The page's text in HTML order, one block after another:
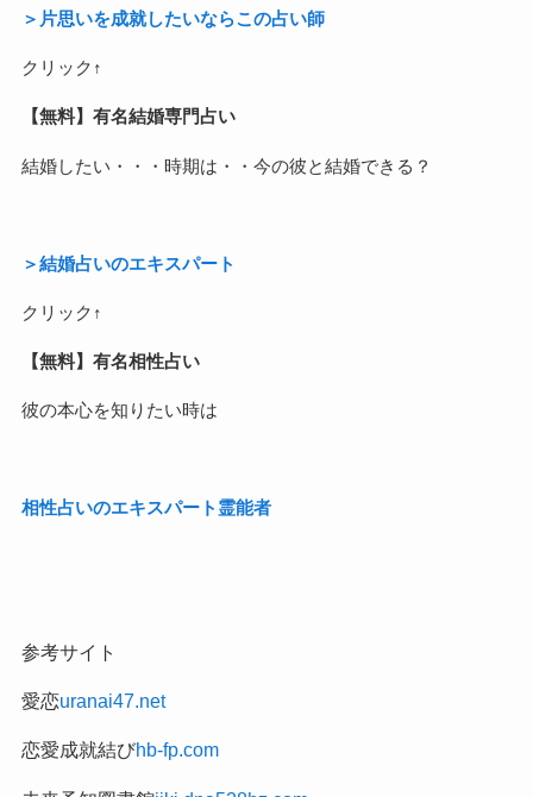
＞片思いを成就したいならこの占い師
クリック↑
【無料】有名結婚専門占い
結婚したい・・・時期は・・今の彼と結婚できる？
＞結婚占いのエキスパート
クリック↑
【無料】有名相性占い
彼の本心を知りたい時は
相性占いのエキスパート霊能者
参考サイト
愛恋uranai47.net
恋愛成就結びhb-fp.com